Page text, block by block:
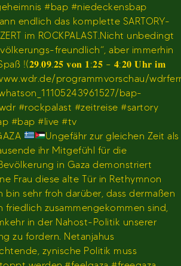
#bap #niedeckensbap
endlich das komplette SARTORY-
im ROCKPALAST.Nicht unbedingt
freundlich“, aber immerhin
!(𝟐𝟗.𝟎𝟗.𝟐𝟓 𝐯𝐨𝐧 𝟏:𝟐𝟓 – 𝟒:𝟐𝟎 𝐔𝐡𝐫 𝐢𝐦
programmvorschau/
bap-
#rockpalast #zeitreise #sartory
#bap #live #tv
Ungefähr zur gleichen Zeit als
ihr Mitgefühl für die
in Gaza demonstriert
Frau diese alte Tür in Rethymnon
bin sehr froh darüber, dass dermaßen
friedlich zusammengekommen sind,
in der Nahost-Politik unserer
zu fordern. Netanjahus
zynische Politik muss